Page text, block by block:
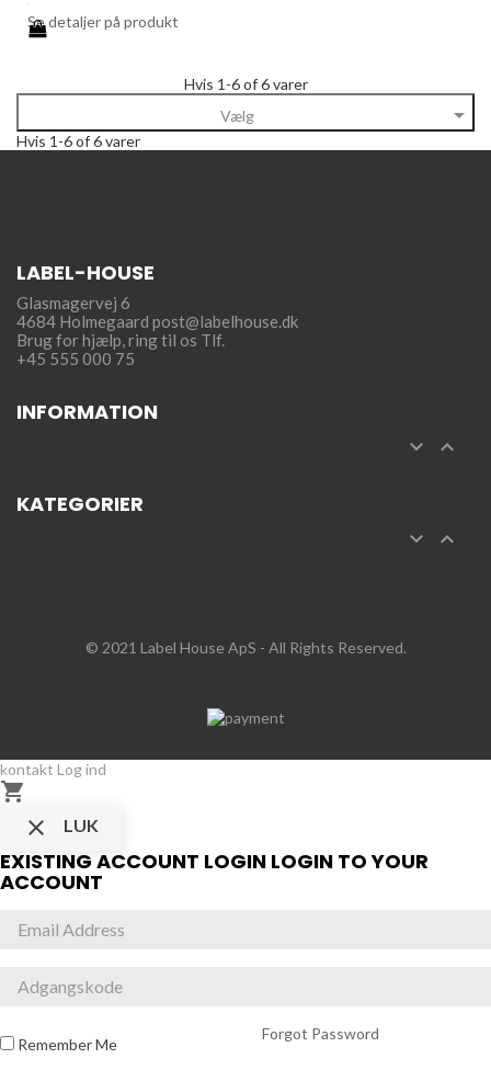
Se detaljer på produkt
Hvis 1-6 of 6 varer
Vælg

Hvis 1-6 of 6 varer
LABEL-HOUSE
Glasmagervej 6
4684 Holmegaard post@labelhouse.dk
Brug for hjælp,ring til os Tlf.
+45 555 000 75
INFORMATION
 
KATEGORIER
 
© 2021 Label House ApS - All Rights Reserved.
kontakt Log ind


LUK
EXISTING ACCOUNT LOGIN LOGIN TO YOUR
ACCOUNT
Remember Me
Forgot Password